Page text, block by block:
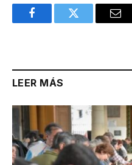
FacebookTwitter
LEER MÁS